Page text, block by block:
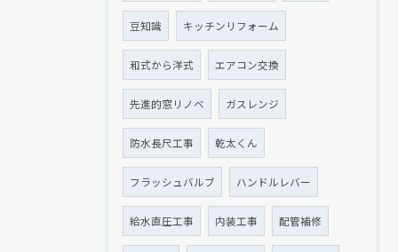
豆知識 キッチンリフォーム
和式から洋式 エアコン交換
先進的窓リノベ ガスレンジ
防水長尺工事 乾太くん
フラッシュバルブ ハンドルレバー
給水直圧工事 内装工事 配管補修